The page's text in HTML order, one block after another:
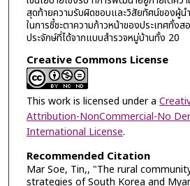
สุดท้ายความรับผิดชอบและวิสัยทัศน์ของผู้น
ในการชี้ชะตาความก้าวหน้าของประเทศทั้ง
ประจักษ์ที่ได้จากแบบสำรวจหมู่บ้านทั้ง 20
Creative Commons License
This work is licensed under a
Attribution-NonCommercial-No
International License.
Recommended Citation
Mar Soe, Tin,, "The rural
strategies of South Korea and